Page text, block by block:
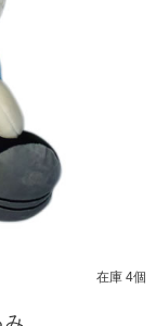
在庫 4個